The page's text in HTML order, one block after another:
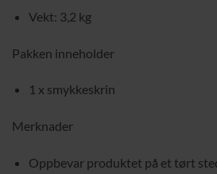
Vekt: 3,2 kg
Pakken inneholder
1 x smykkeskrin
Merknader
Oppbevar produktet på et tørt